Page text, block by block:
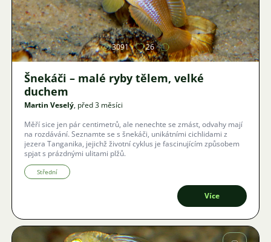
Obrázek
3091 26
Šnekáči – malé ryby tělem, velké
duchem
Martin Veselý, před 3 měsíci
Měří sice jen pár centimetrů, ale nenechte se zmást, odvahy mají
na rozdávání. Seznamte se s šnekáči, unikátními cichlidami z
jezera Tanganika, jejichž životní cyklus je fascinujícím způsobem
spjat s prázdnými ulitami plžů.
Střední
Více